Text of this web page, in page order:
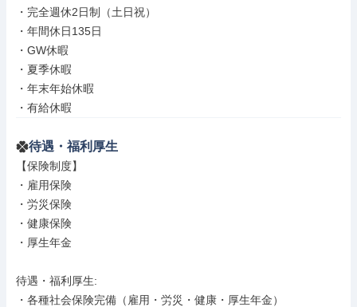
・完全週休2日制（土日祝）
・年間休日135日
・GW休暇
・夏季休暇
・年末年始休暇
・有給休暇
待遇・福利厚生
【保険制度】
・雇用保険
・労災保険
・健康保険
・厚生年金
待遇・福利厚生:
・各種社会保険完備（雇用・労災・健康・厚生年金）